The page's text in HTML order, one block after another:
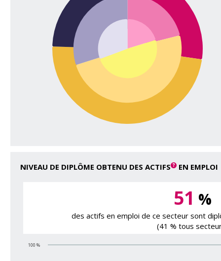
NIVEAU DE DIPLÔME OBTENU DES ACTIFS EN EMPLOI
51 %
des actifs en emploi de ce secteur sont
(41 % tous
100 %